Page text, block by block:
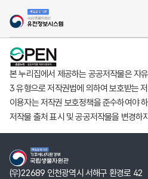
본 누리집에서 제공하는 공공저작물은 자
3 유형으로 저작권법에 의하여 보호받는
이용자는 저작권 보호정책을 준수하여야
저작물 출처 표시 및 공공저작물을 변경하
(우)22689 인천광역시 서해구 환경로 42